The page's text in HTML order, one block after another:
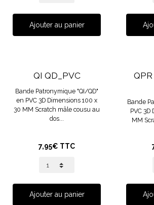
Ajouter au panier
QI QD_PVC
Bande Patronymique "QI/QD"
en PVC 3D Dimensions 100 x
30 MM Scratch mâle cousu au
dos...
7,95€ TTC
Ajouter au panier
Bande
PVC 3D
MM